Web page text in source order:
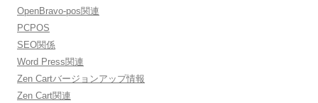
OpenBravo-pos関連
PCPOS
SEO関係
Word Press関連
Zen Cartバージョンアップ情報
Zen Cart関連